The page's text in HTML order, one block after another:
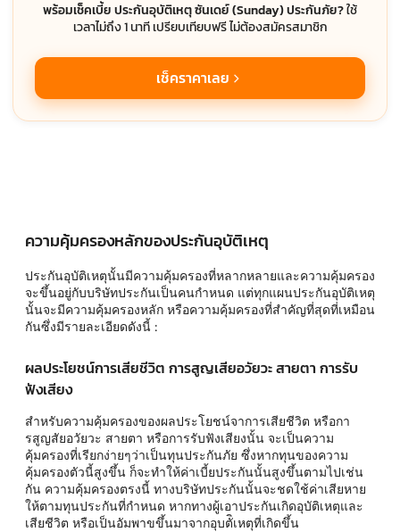
พร้อมเช็คเบี้ย ประกันอุบัติเหตุ ซันเดย์ (Sunday) ประกันภัย?ใช้
เวลาไม่ถึง 1 นาที เปรียบเทียบฟรี ไม่ต้องสมัครสมาชิก
เช็คราคาเลย
ความคุ้มครองหลักของประกันอุบัติเหตุ
ประกันอุบัติเหตุนั้นมีความคุ้มครองที่หลากหลายและความคุ้มครอง
จะขึ้นอยู่กับบริษัทประกันเป็นคนกำหนด แต่ทุกแผนประกันอุบัติเหตุ
นั้นจะมีความคุ้มครองหลัก หรือความคุ้มครองที่สำคัญที่สุดที่เหมือน
กันซึ่งมีรายละเอียดดังนี้ :
ผลประโยชน์การเสียชีวิต การสูญเสียอวัยวะ สายตา การรับ
ฟังเสียง
สำหรับความคุ้มครองของผลประโยชน์จาการเสียชีวิต หรือกา
รสูญสัยอวัยวะ สายตา หรือการรับฟังเสียงนั้น จะเป็นความ
คุ้มครองที่เรียกง่ายๆว่าเป็นทุนประกันภัย ซึ่งหากทุนของความ
คุ้มครองตัวนี้สูงขึ้น ก็จะทำให้ค่าเบี้ยประกันนั้นสูงขึ้นตามไปเช่น
กัน ความคุ้มครองตรงนี้ ทางบริษัทประกันนั้นจะชดใช้ค่าเสียหาย
ให้ตามทุนประกันที่กำหนด หากทางผู้เอาประกันเกิดอุบัติเหตุและ
เสียชีวิต หรือเป็นอัมพาขขึ้นมาจากอุบตัิเหตุที่เกิดขึ้น